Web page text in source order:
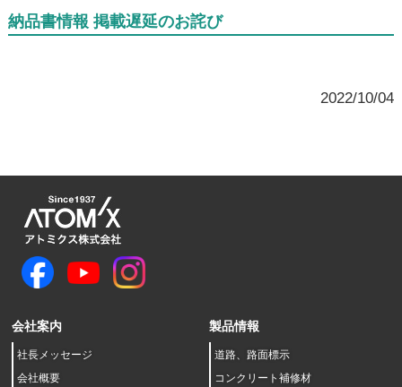
納品書情報 掲載遅延のお詫び
2022/10/04
会社案内
社長メッセージ
会社概要
製品情報
道路、路面標示
コンクリート補修材